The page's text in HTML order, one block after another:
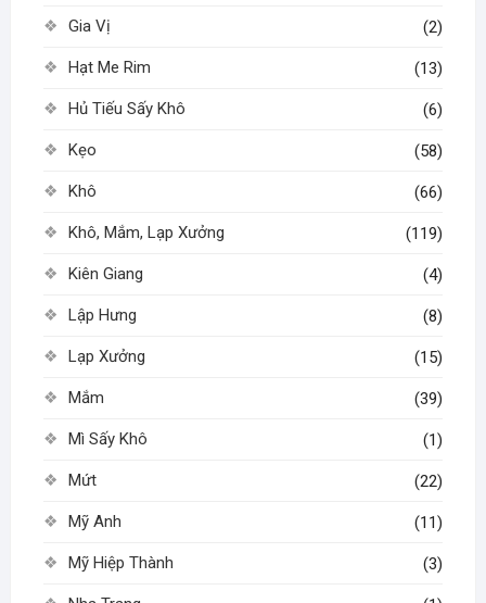
Gia Vị (2)
Hạt Me Rim (13)
Hủ Tiếu Sấy Khô (6)
Kẹo (58)
Khô (66)
Khô, Mắm, Lạp Xưởng (119)
Kiên Giang (4)
Lập Hưng (8)
Lạp Xưởng (15)
Mắm (39)
Mì Sấy Khô (1)
Mứt (22)
Mỹ Anh (11)
Mỹ Hiệp Thành (3)